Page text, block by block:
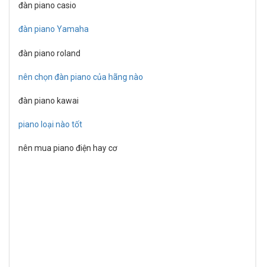
đàn piano casio
đàn piano Yamaha
đàn piano roland
nên chọn đàn piano của hãng nào
đàn piano kawai
piano loại nào tốt
nên mua piano điện hay cơ